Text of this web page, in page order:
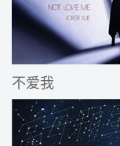
不爱我